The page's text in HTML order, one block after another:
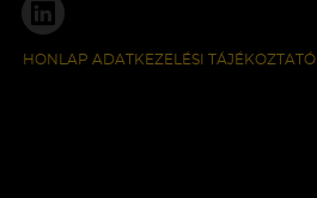
HONLAP ADATKEZELÉSI TÁJÉKOZTATÓ